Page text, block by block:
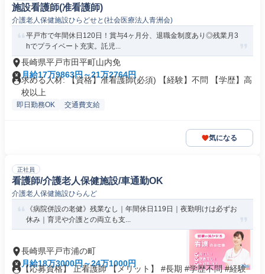
施設看護師(准看護師)
介護老人保健施設ひらどせと(社会医療法人青洲会)
平戸市で年間休日120日！賞与4ヶ月分、退職金制度あり◎残業月3
hでプライベート充実。託児...
長崎県平戸市田平町山内免
月給17万9863円～21万2764円
求める人材: 【資格】准看護師(必須) 【経験】不問 【学歴】高
校以上
即日勤務OK 交通費支給
気になる
正社員
看護師/介護老人保健施設/車通勤OK
介護老人保健施設ひらんど
《病院併設の老健》残業なし｜年間休日119日｜夜勤明けは必ずお
休み｜育児や介護との両立も支...
長崎県平戸市浦の町
月給18万3000円～24万1000円
【応募資格】 正看護師 【メリット】 #長期 #学歴不問 #経験